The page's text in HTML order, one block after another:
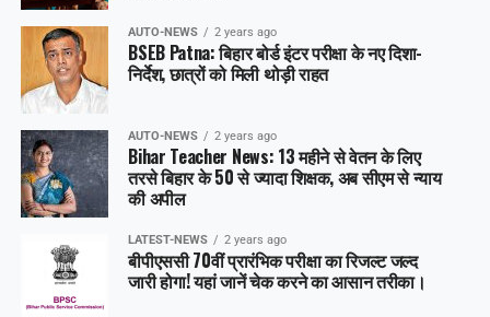
AUTO-NEWS 2 years ago
BSEB Patna: बिहार बोर्ड इंटर परीक्षा के नए दिशा-
निर्देश, छात्रों को मिली थोड़ी राहत
AUTO-NEWS 2 years ago
Bihar Teacher News: 13 महीने से वेतन के लिए
तरसे बिहार के 50 से ज्यादा शिक्षक, अब सीएम से न्याय
की अपील
LATEST-NEWS 2 years ago
बीपीएससी 70वीं प्रारंभिक परीक्षा का रिजल्ट जल्द
जारी होगा! यहां जानें चेक करने का आसान तरीका।